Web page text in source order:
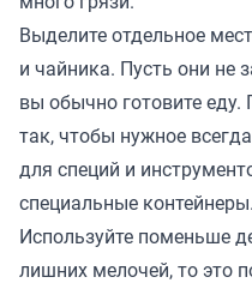
Выделите отдельное
и чайника. Пусть они не
вы обычно готовите еду.
так, чтобы нужное
для специй и
специальные контейнеры.
Используйте поменьше
лишних мелочей, то это